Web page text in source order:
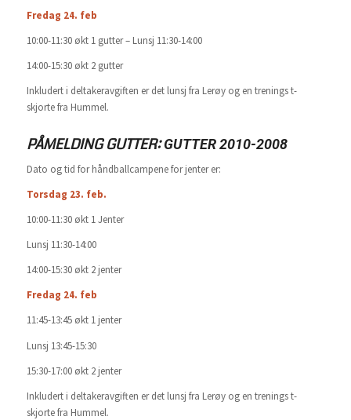
Fredag 24. feb
10:00-11:30 økt 1 gutter – Lunsj 11:30-14:00
14:00-15:30 økt 2 gutter
Inkludert i deltakeravgiften er det lunsj fra Lerøy og en trenings t-
skjorte fra Hummel.
PÅMELDING GUTTER:GUTTER 2010-2008
Dato og tid for håndballcampene for jenter er:
Torsdag 23. feb.
10:00-11:30 økt 1 Jenter
Lunsj 11:30-14:00
14:00-15:30 økt 2 jenter
Fredag 24. feb
11:45-13:45 økt 1 jenter
Lunsj 13:45-15:30
15:30-17:00 økt 2 jenter
Inkludert i deltakeravgiften er det lunsj fra Lerøy og en trenings t-
skjorte fra Hummel.